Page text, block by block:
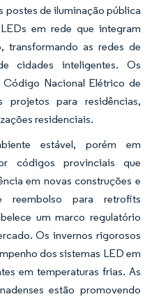
de iluminação pública
em rede que integram
transformando as redes de
cidades inteligentes. Os
Nacional Elétrico de
para residências,
residenciais.
estável, porém em
códigos provinciais que
em novas construções e
reembolso para retrofits
um marco regulatório
Os invernos rigorosos
dos sistemas LED em
em temperaturas frias. As
estão promovendo